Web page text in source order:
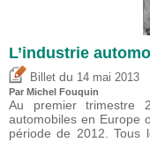
L’industrie
Billet du 14 mai 2013
Par Michel Fouquin
Au premier trimestre
automobiles en Europe
période de 2012. Tous